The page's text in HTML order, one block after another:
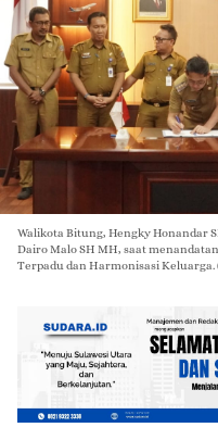
Walikota Bitung, Hengky Honandar
Dairo Malo SH MH, saat
Terpadu dan Harmonisasi Keluarga.